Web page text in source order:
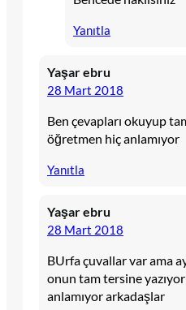
Yanıtla
Yaşar ebru
28 Mart 2018
Ben çevapları okuyup
öğretmen hiç anlamıyor
Yanıtla
Yaşar ebru
28 Mart 2018
BUrfa çuvallar var ama
onun tam tersine
anlamıyor arkadaşlar